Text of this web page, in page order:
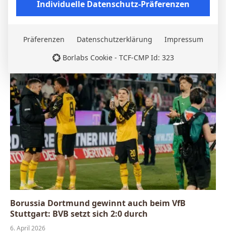
„Der VfB drückte uns hinten rein“
Borussia Dortmund gewinnt auch beim VfB
Stuttgart: BVB setzt sich 2:0 durch
6. April 2026
Individuelle Datenschutz-Präferenzen
Präferenzen Datenschutzerklärung
Impressum
Borlabs Cookie - TCF-CMP Id: 323